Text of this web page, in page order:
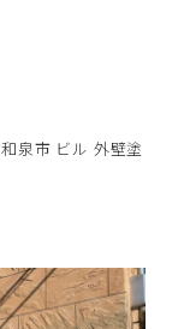
和泉市 ビル 外壁塗